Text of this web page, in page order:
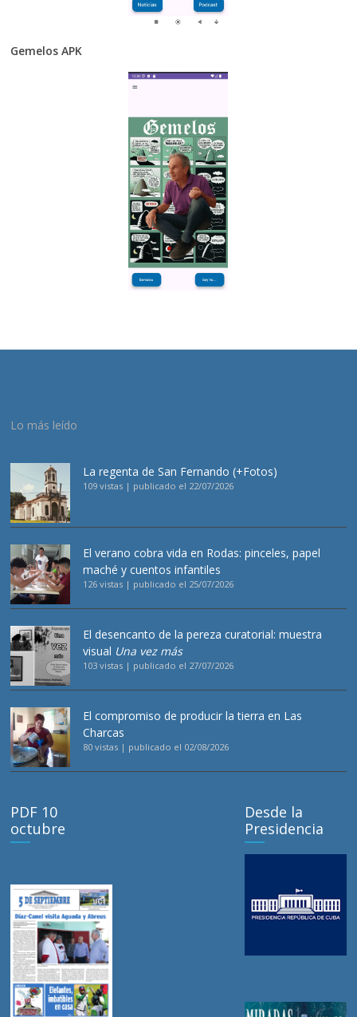
Gemelos APK
Lo más leído
La regenta de San Fernando (+Fotos)
109 vistas | publicado el 22/07/2026
El verano cobra vida en Rodas: pinceles, papel
maché y cuentos infantiles
126 vistas | publicado el 25/07/2026
El desencanto de la pereza curatorial: muestra
visual Una vez más
103 vistas | publicado el 27/07/2026
El compromiso de producir la tierra en Las
Charcas
80 vistas | publicado el 02/08/2026
PDF 10
octubre
Desde la
Presidencia